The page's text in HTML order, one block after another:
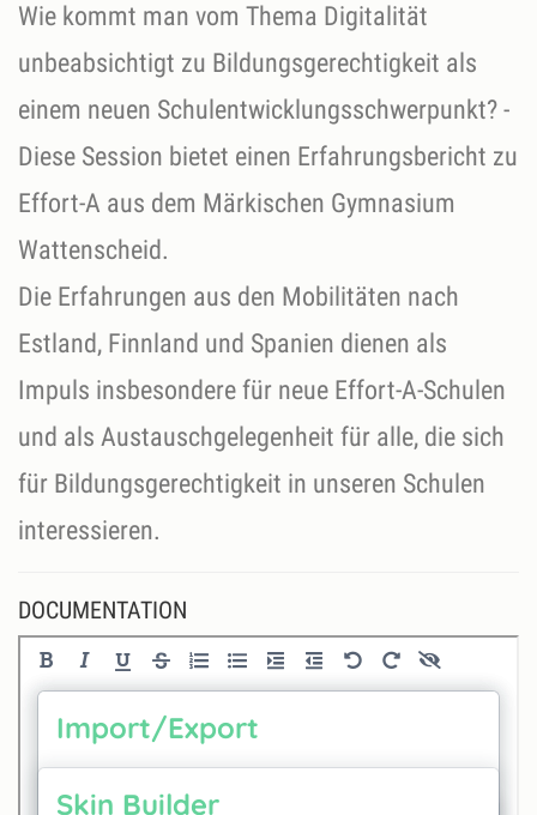
Wie kommt man vom Thema Digitalität
unbeabsichtigt zu Bildungsgerechtigkeit als
einem neuen Schulentwicklungsschwerpunkt? -
Diese Session bietet einen Erfahrungsbericht zu
Effort-A aus dem Märkischen Gymnasium
Wattenscheid.
Die Erfahrungen aus den Mobilitäten nach
Estland, Finnland und Spanien dienen als
Impuls insbesondere für neue Effort-A-Schulen
und als Austauschgelegenheit für alle, die sich
für Bildungsgerechtigkeit in unseren Schulen
interessieren.
DOCUMENTATION